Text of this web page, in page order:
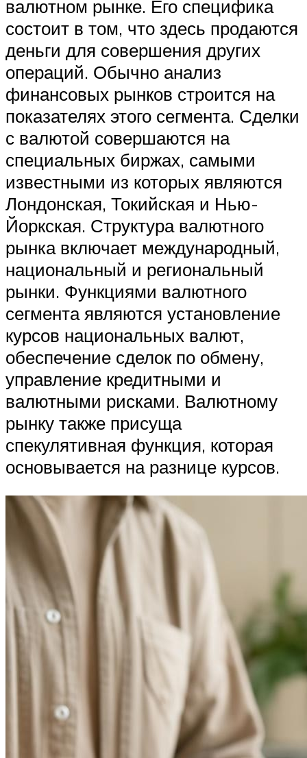
валютном рынке. Его специфика
состоит в том, что здесь продаются
деньги для совершения других
операций. Обычно анализ
финансовых рынков строится на
показателях этого сегмента. Сделки
с валютой совершаются на
специальных биржах, самыми
известными из которых являются
Лондонская, Токийская и Нью-
Йоркская. Структура валютного
рынка включает международный,
национальный и региональный
рынки. Функциями валютного
сегмента являются установление
курсов национальных валют,
обеспечение сделок по обмену,
управление кредитными и
валютными рисками. Валютному
рынку также присуща
спекулятивная функция, которая
основывается на разнице курсов.